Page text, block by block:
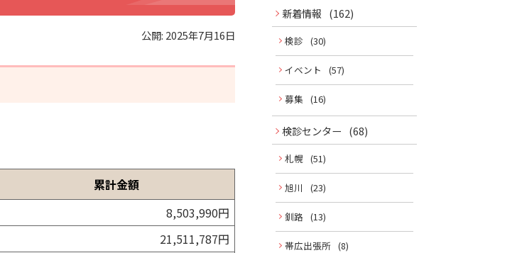
公開: 2025年7月16日
累計金額
8,503,990円
21,511,787円
ド
メ
ニ
ュ
ー
新着情報 (162)
検診 (30)
イベント (57)
募集 (16)
検診センター (68)
札幌 (51)
旭川 (23)
釧路 (13)
帯広出張所 (8)